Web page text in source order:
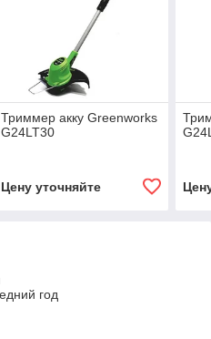
Триммер акку Greenworks
G24LT30
Цену уточняйте
год